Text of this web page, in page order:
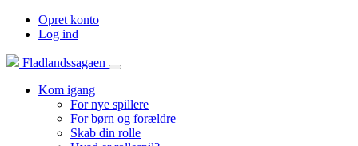
Opret konto
Log ind
Fladlandssagaen
Kom igang
For nye spillere
For børn og forældre
Skab din rolle